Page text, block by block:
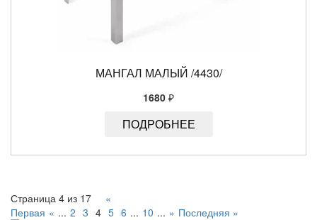
МАНГАЛ МАЛЫЙ /4430/
1680 ₽
ПОДРОБНЕЕ
Страница 4 из 17
«
Первая « ... 2 3 4 5 6 ... 10 ... » Последняя »